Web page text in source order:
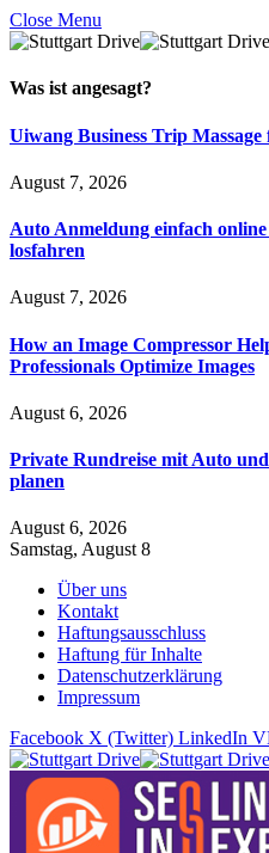
Close Menu
Was ist angesagt?
Uiwang Business Trip
August 7, 2026
Auto Anmeldung einfach
losfahren
August 7, 2026
How an Image Compressor
Professionals Optimize Images
August 6, 2026
Private Rundreise mit Auto
planen
August 6, 2026
Samstag, August 8
Über uns
Kontakt
Haftungsausschluss
Haftung für Inhalte
Datenschutzerklärung
Impressum
Facebook X (Twitter) LinkedIn